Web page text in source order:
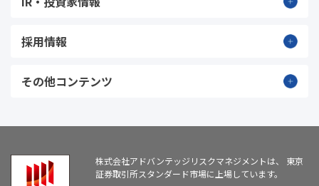
採用情報
その他コンテンツ
株式会社アドバンテッジリスクマネジメントは、
東京
証券取引所スタンダード市場に上場しています。